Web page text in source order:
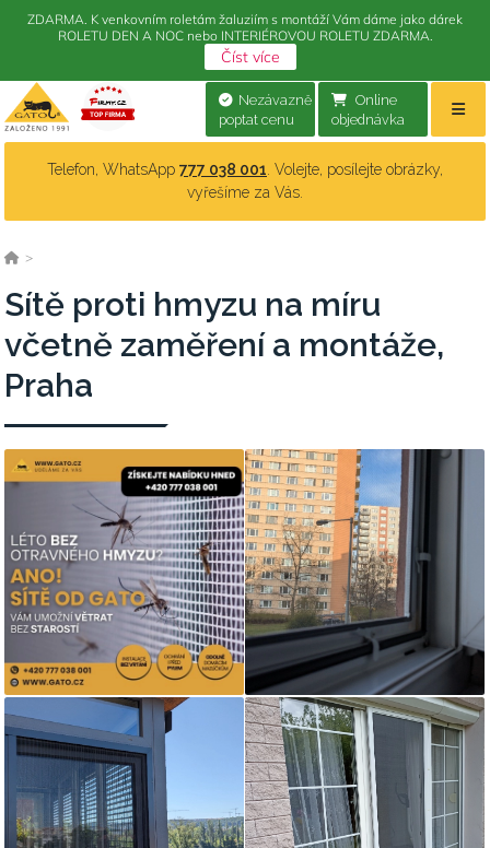
Online
objednávka
Nezávazně
poptat cenu
Telefon, WhatsApp 777 038 001 . Volejte, posílejte obrázky,
vyřešíme za Vás.
>
Sítě proti hmyzu na míru
včetně zaměření a montáže,
Praha
ZDARMA. K venkovním roletám žaluziím s montáží Vám dáme jako dárek
ROLETU DEN A NOC nebo INTERIÉROVOU ROLETU ZDARMA.
Číst více